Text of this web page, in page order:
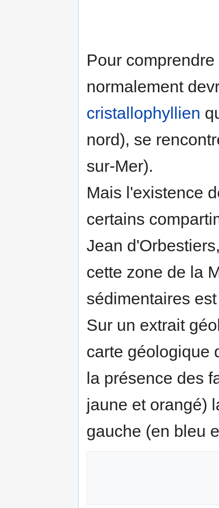
Pour
normalement
cristallophyllien
nord), se
sur-Mer).
Mais l'existence
certains
Jean
cette zone de la
sédimentaires
Sur un extrait
carte géologique
la présence des
jaune et orangé)
gauche (en bleu